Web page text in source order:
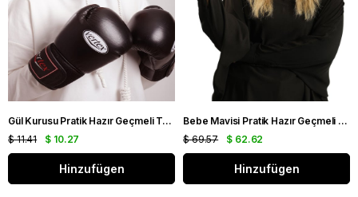
Gül Kurusu Pratik Hazır Geçmeli Tesettür Bone Sandy Kumaş Lüks Hijab 2115_18
$ 10.27
$ 11.41
Hinzufügen
Bebe Mavisi Pratik Hazır Geçmeli Tesettür Bone İpek Desenli 2410_11
$ 62.62
$ 69.57
Hinzufügen